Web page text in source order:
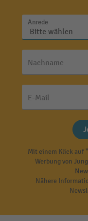
Anrede
Nachname
E-Mail
Mit einem Klick auf
Werbung von
Nähere